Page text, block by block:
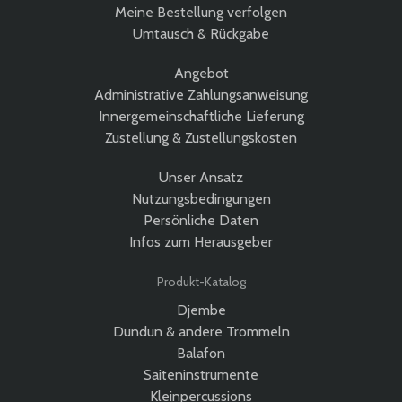
Meine Bestellung verfolgen
Umtausch & Rückgabe
Angebot
Administrative Zahlungsanweisung
Innergemeinschaftliche Lieferung
Zustellung & Zustellungskosten
Unser Ansatz
Nutzungsbedingungen
Persönliche Daten
Infos zum Herausgeber
Produkt-Katalog
Djembe
Dundun & andere Trommeln
Balafon
Saiteninstrumente
Kleinpercussions